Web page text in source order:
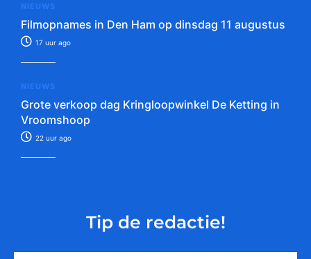
NIEUWS
Filmopnames in Den Ham op dinsdag 11 augustus
17 uur ago
NIEUWS
Grote verkoop dag Kringloopwinkel De Ketting in
Vroomshoop
22 uur ago
Tip de redactie!